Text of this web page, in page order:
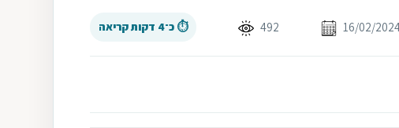
492 ⏱ כ־4 דקות קריאה